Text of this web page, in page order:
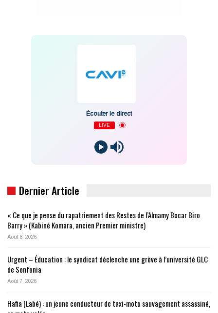
Écouter le direct
LIVE
Dernier Article
« Ce que je pense du rapatriement des Restes de l’Almamy Bocar Biro
Barry » (Kabiné Komara, ancien Premier ministre)
Août 8, 2026
Urgent – Éducation : le syndicat déclenche une grève à l’université GLC
de Sonfonia
Août 7, 2026
Hafia (Labé) : un jeune conducteur de taxi-moto sauvagement assassiné,